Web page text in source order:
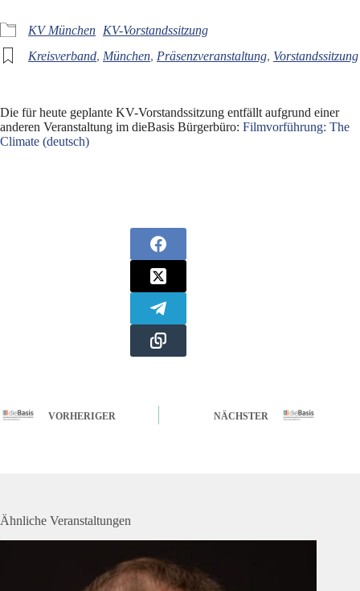
KV München KV-Vorstandssitzung
Kreisverband, München, Präsenzveranstaltung, Vorstandssitzung
Die für heute geplante KV-Vorstandssitzung entfällt aufgrund einer
anderen Veranstaltung im dieBasis Bürgerbüro: Filmvorführung: The
Climate (deutsch)
VORHERIGER NÄCHSTER
Ähnliche Veranstaltungen